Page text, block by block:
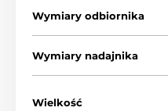
poziomach.
Zasięg
Z obrożą
Wymiary odbiornika
Wymiary nadajnika
Wielkość